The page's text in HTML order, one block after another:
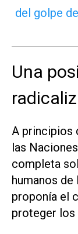
Una
A principios
las
completa
humanos
proponía el
proteger los